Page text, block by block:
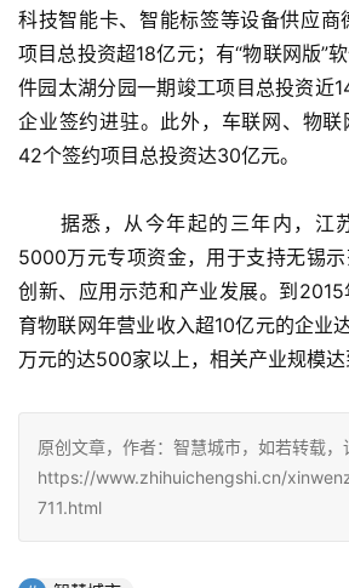
科技智能卡、智能标签等设备供应商
项目总投资超18亿元；有“物联网版”
件园太湖分园一期竣工项目总投资近
企业签约进驻。此外，车联网、物
42个签约项目总投资达30亿元。
据悉，从今年起的三年内，江
5000万元专项资金，用于支持无锡
创新、应用示范和产业发展。到
育物联网年营业收入超10亿元的企业
万元的达500家以上，相关产业规模达
原创文章，作者：智慧城市，如若转载，
https://www.zhihuichengshi.cn/
711.html